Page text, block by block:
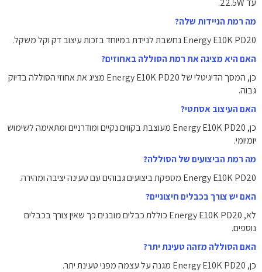
מה רמת הניידות שלה?
Energy E10K PD20 נחשבת לניידת במיוחד בזכות עיצוב דק וקל משקל.
האם היא מציגה את רמת הסוללה באחוזים?
כן, המסך הדיגיטלי של Energy E10K PD20 מציג את אחוזי הסוללה בדיוק
גבוה.
האם העיצוב אסתטי?
כן, Energy E10K PD20 מעוצבת בקווים נקיים ומודרניים ומתאימה לשימוש
יומיומי.
מה רמת הביצועים של הסוללה?
Energy E10K PD20 מספקת ביצועים גבוהים עם טעינה יציבה ומהירה.
האם יש צורך בכבלים חיצוניים?
לא, Energy E10K PD20 כוללת כבלים מובנים כך שאין צורך בכבלים
נוספים.
האם הסוללה מזהה טעינת יתר?
כן, Energy E10K PD20 מגנה על עצמה מפני טעינת יתר.